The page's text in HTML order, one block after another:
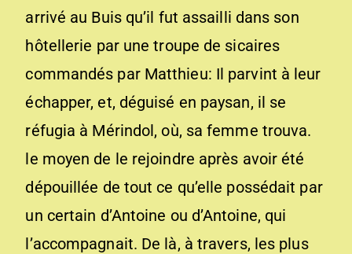
arrivé au Buis qu’il fut assailli dans son
hôtellerie par une troupe de sicaires
commandés par Matthieu: Il parvint à leur
échapper, et, déguisé en paysan, il se
réfugia à Mérindol, où, sa femme trouva.
le moyen de le rejoindre après avoir été
dépouillée de tout ce qu’elle possédait par
un certain d’Antoine ou d’Antoine, qui
l’accompagnait. De là, à travers, les plus